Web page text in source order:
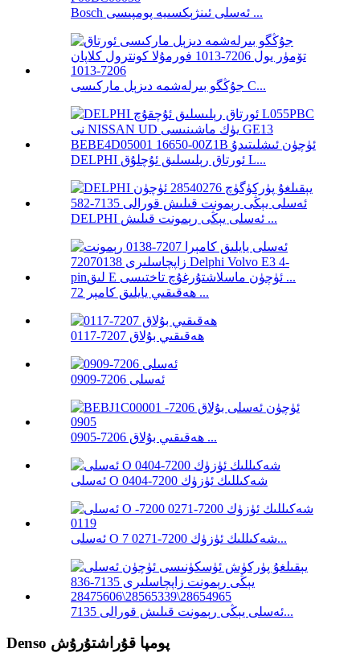
Bosch ئەسلى ئىنژېكسىيە پومپىسى ...
جۇڭگو بىرلەشمە دىزېل ماركىسى C...
DELPHI ئورتاق رېلىسلىق ئۇچلۇق L...
DELPHI ئەسلى يېڭى رېمونت قىلىش ...
ھەقىقىي يايلىق كامېر 72 ...
ھەقىقىي بۇلاق 7207-0117
ئەسلى 7206-0909
ھەقىقىي بۇلاق 7206-0905 ...
ئەسلى O شەكىللىك ئۈزۈك 7200-0404
ئەسلى O شەكىللىك ئۈزۈك 7200-0271 7...
ئەسلى يېڭى رېمونت قىلىش قورالى 7135...
Denso پومپا قۇراشتۇرۇش